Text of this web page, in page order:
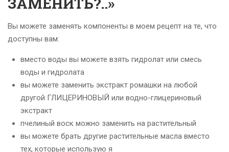
Вы можете заменять компоненты в моем рецепт на те, что
доступны вам:
вместо воды вы можете взять гидролат или смесь
воды и гидролата
вы можете заменить экстракт ромашки на любой
другой ГЛИЦЕРИНОВЫЙ или водно-глицериновый
экстракт
пчелиный воск можно заменить на растительный
вы можете брать другие растительные масла вместо
тех, которые использую я